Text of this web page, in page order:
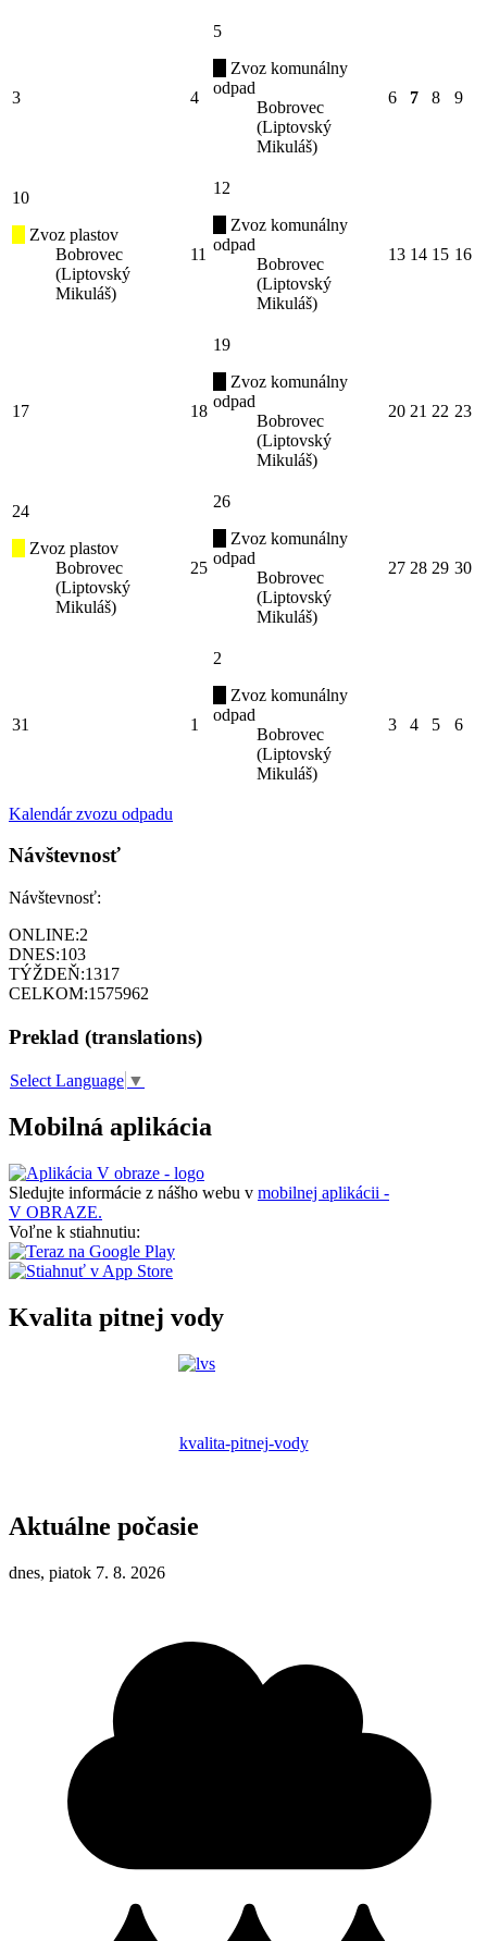
3 4
5
Zvoz komunálny
odpad
Bobrovec
(Liptovský
Mikuláš)
6 7 8 9
10
Zvoz plastov
Bobrovec
(Liptovský
Mikuláš)
11
12
Zvoz komunálny
odpad
Bobrovec
(Liptovský
Mikuláš)
13 14 15 16
17 18
19
Zvoz komunálny
odpad
Bobrovec
(Liptovský
Mikuláš)
20 21 22 23
24
Zvoz plastov
Bobrovec
(Liptovský
Mikuláš)
25
26
Zvoz komunálny
odpad
Bobrovec
(Liptovský
Mikuláš)
27 28 29 30
31 1
2
Zvoz komunálny
odpad
Bobrovec
(Liptovský
Mikuláš)
3 4 5 6
Kalendár zvozu odpadu
Návštevnosť
Návštevnosť:
ONLINE:2
DNES:103
TÝŽDEŇ:1317
CELKOM:1575962
Preklad (translations)
Select Language ▼
Mobilná aplikácia
Sledujte informácie z nášho webu v mobilnej aplikácii -
V OBRAZE.
Voľne k stiahnutiu:
Kvalita pitnej vody
kvalita-pitnej-vody
Aktuálne počasie
dnes, piatok 7. 8. 2026